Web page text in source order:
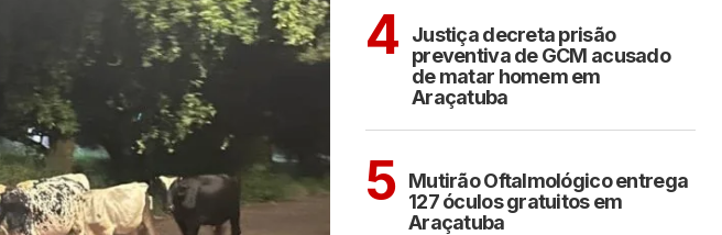
4
Justiça decreta prisão
preventiva de GCM acusado
de matar homem em
Araçatuba
5 Mutirão Oftalmológico entrega
127 óculos gratuitos em
Araçatuba